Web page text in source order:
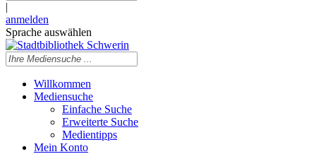
|
anmelden
Sprache auswählen
Willkommen
Mediensuche
Einfache Suche
Erweiterte Suche
Medientipps
Mein Konto